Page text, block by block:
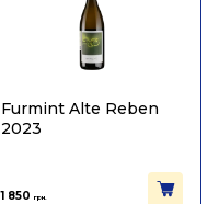
Furmint Alte Reben
2023
1 850 грн.